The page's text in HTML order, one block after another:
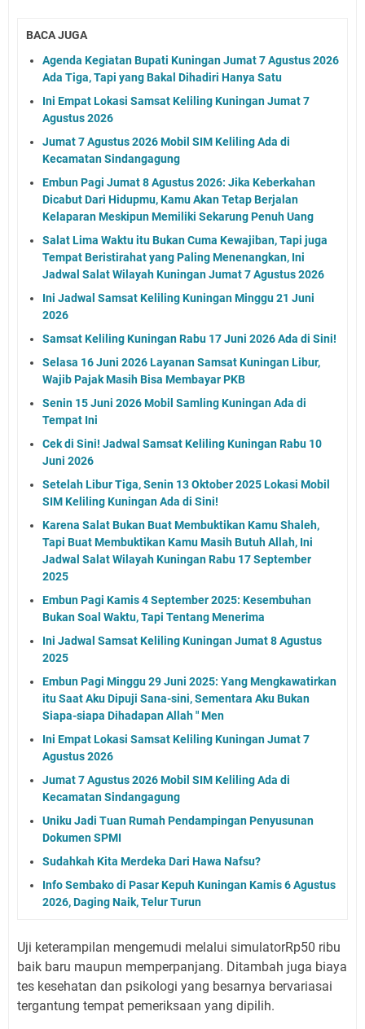
BACA JUGA
Agenda Kegiatan Bupati Kuningan Jumat 7 Agustus 2026
Ada Tiga, Tapi yang Bakal Dihadiri Hanya Satu
Ini Empat Lokasi Samsat Keliling Kuningan Jumat 7
Agustus 2026
Jumat 7 Agustus 2026 Mobil SIM Keliling Ada di
Kecamatan Sindangagung
Embun Pagi Jumat 8 Agustus 2026: Jika Keberkahan
Dicabut Dari Hidupmu, Kamu Akan Tetap Berjalan
Kelaparan Meskipun Memiliki Sekarung Penuh Uang
Salat Lima Waktu itu Bukan Cuma Kewajiban, Tapi juga
Tempat Beristirahat yang Paling Menenangkan, Ini
Jadwal Salat Wilayah Kuningan Jumat 7 Agustus 2026
Ini Jadwal Samsat Keliling Kuningan Minggu 21 Juni
2026
Samsat Keliling Kuningan Rabu 17 Juni 2026 Ada di Sini!
Selasa 16 Juni 2026 Layanan Samsat Kuningan Libur,
Wajib Pajak Masih Bisa Membayar PKB
Senin 15 Juni 2026 Mobil Samling Kuningan Ada di
Tempat Ini
Cek di Sini! Jadwal Samsat Keliling Kuningan Rabu 10
Juni 2026
Setelah Libur Tiga, Senin 13 Oktober 2025 Lokasi Mobil
SIM Keliling Kuningan Ada di Sini!
Karena Salat Bukan Buat Membuktikan Kamu Shaleh,
Tapi Buat Membuktikan Kamu Masih Butuh Allah, Ini
Jadwal Salat Wilayah Kuningan Rabu 17 September
2025
Embun Pagi Kamis 4 September 2025: Kesembuhan
Bukan Soal Waktu, Tapi Tentang Menerima
Ini Jadwal Samsat Keliling Kuningan Jumat 8 Agustus
2025
Embun Pagi Minggu 29 Juni 2025: Yang Mengkawatirkan
itu Saat Aku Dipuji Sana-sini, Sementara Aku Bukan
Siapa-siapa Dihadapan Allah " Men
Ini Empat Lokasi Samsat Keliling Kuningan Jumat 7
Agustus 2026
Jumat 7 Agustus 2026 Mobil SIM Keliling Ada di
Kecamatan Sindangagung
Uniku Jadi Tuan Rumah Pendampingan Penyusunan
Dokumen SPMI
Sudahkah Kita Merdeka Dari Hawa Nafsu?
Info Sembako di Pasar Kepuh Kuningan Kamis 6 Agustus
2026, Daging Naik, Telur Turun
Uji keterampilan mengemudi melalui simulatorRp50 ribu
baik baru maupun memperpanjang. Ditambah juga biaya
tes kesehatan dan psikologi yang besarnya bervariasai
tergantung tempat pemeriksaan yang dipilih.